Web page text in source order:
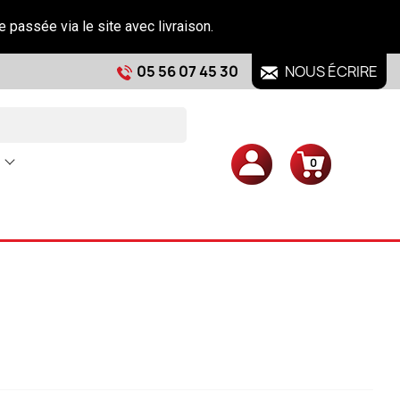
passée via le site avec livraison.
05 56 07 45 30 NOUS ÉCRIRE
0